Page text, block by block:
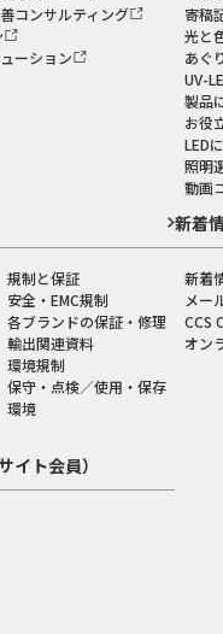
コンサルティング
ーション
寄稿
光と
あぐ
UV-
製品
お役
LED
照明
動画
規制と保証
安全・EMC規制
各ブランドの保証・修理
輸出関連資料
環境規制
保守・点検／使用・保存
環境
新着
新着
メー
CCS
オン
イト会員）